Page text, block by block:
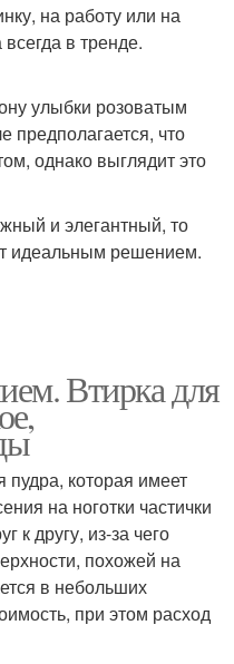
на работу или на
в тренде.
улыбки розоватым
предполагается, что
однако выглядит это
и элегантный, то
идеальным решением.
Втирка для
пудра, которая имеет
на ноготки частички
к другу, из-за чего
похожей на
в небольших
при этом расход